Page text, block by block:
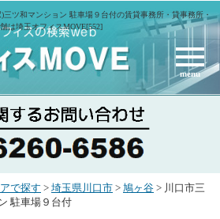
三ツ和マンション 駐車場９台付の賃貸事務所・貸事務所・
は埼玉オフィスMOVE[552]
menu
で探す > 埼玉県川口市 > 鳩ヶ谷 > 川口市三
駐車場９台付